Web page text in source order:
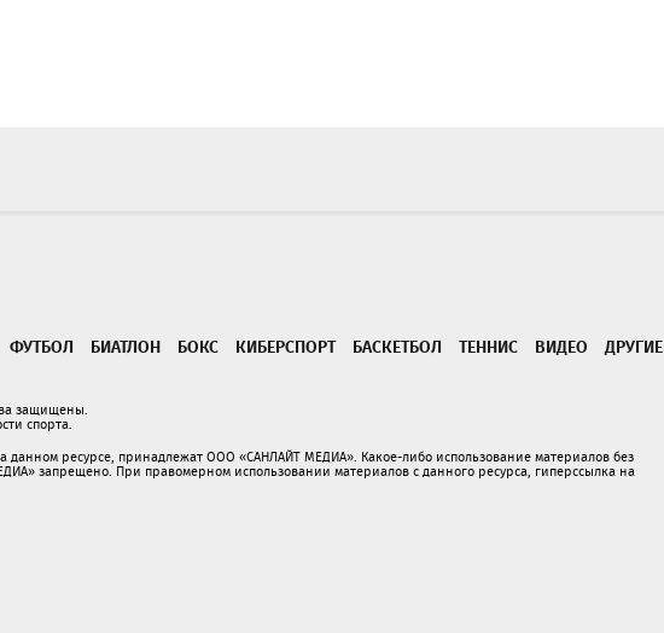
ФУТБОЛ БИАТЛОН БОКС КИБЕРСПОРТ БАСКЕТБОЛ ТЕННИС ВИДЕО ДРУГИЕ
защищены.
спорта.
данном ресурсе, принадлежат ООО «САНЛАЙТ МЕДИА». Какое-либо использование материалов без
запрещено. При правомерном использовании материалов с данного ресурса, гиперссылка на